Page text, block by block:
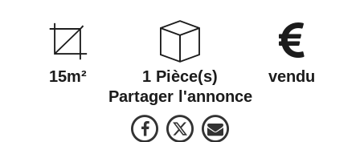
15m² 1 Pièce(s)
vendu
Partager l'annonce